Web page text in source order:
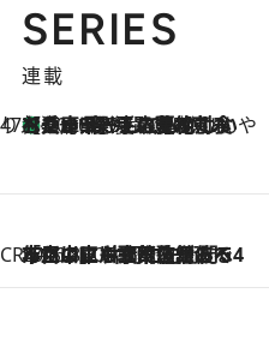
SERIES
連載
47都道府県の手みやげ ひんやりスイーツで夏を満喫
2026.8.8
【兵庫県】この夏絶対食べたい 冷やしておいしいおやつ3選 淡路島の恵みをジェラートに集約
CREA'S CHOICE
2026.8.7
「立川にも歌舞伎があるんだよ」 片岡仁左衛門・市川中車ら豪華座組みで4年目の立川立飛歌舞伎へ